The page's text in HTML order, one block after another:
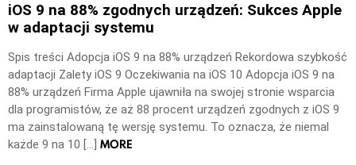
iOS 9 na 88% zgodnych urządzeń: Sukces Apple
w adaptacji systemu
Spis treści Adopcja iOS 9 na 88% urządzeń Rekordowa szybkość
adaptacji Zalety iOS 9 Oczekiwania na iOS 10 Adopcja iOS 9 na
88% urządzeń Firma Apple ujawniła na swojej stronie wsparcia
dla programistów, że aż 88 procent urządzeń zgodnych z iOS 9
ma zainstalowaną tę wersję systemu. To oznacza, że niemal
każde 9 na 10 […] MORE